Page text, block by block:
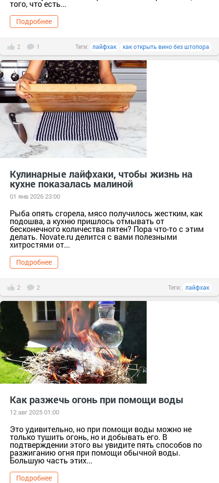
того, что есть...
Подробнее
2 1 Теги: лайфхак как открыть вино без штопора
Кулинарные лайфхаки, чтобы жизнь на
кухне показалась малиной
01 янв 2026 23:00
Рыба опять сгорела, мясо получилось жестким, как
подошва, а кухню пришлось отмывать от
бесконечного количества пятен? Пора что-то с этим
делать. Novate.ru делится с вами полезными
хитростями от...
Подробнее
2 2 Теги: лайфхак
Как разжечь огонь при помощи воды
12 авг 2025 01:00
Это удивительно, но при помощи воды можно не
только тушить огонь, но и добывать его. В
подтверждении этого вы увидите пять способов по
разжиганию огня при помощи обычной воды.
Большую часть этих...
Подробнее